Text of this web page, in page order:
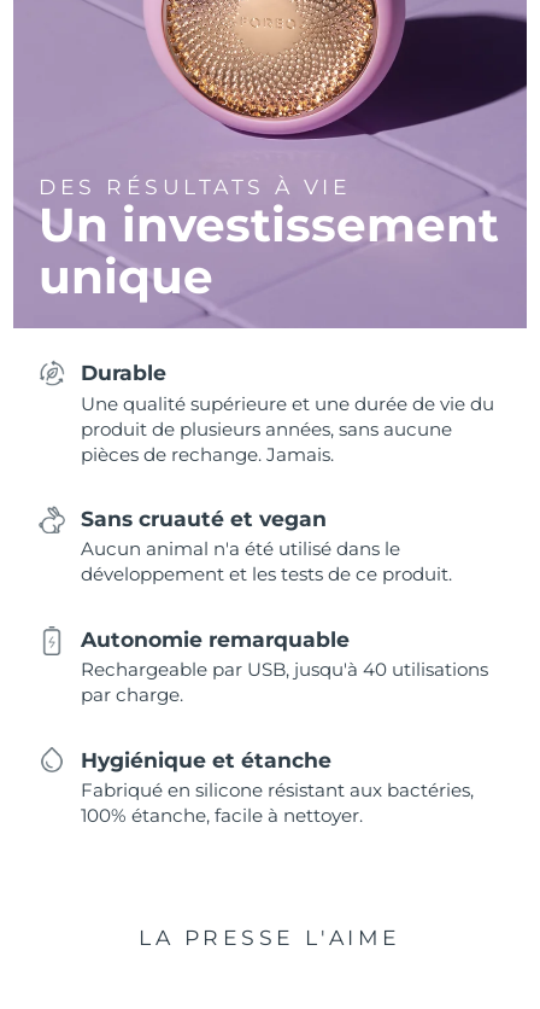
DES RÉSULTATS À VIE
Un investissement
unique
Durable
Une qualité supérieure et une durée de vie du
produit de plusieurs années, sans aucune
pièces de rechange. Jamais.
Sans cruauté et vegan
Aucun animal n'a été utilisé dans le
développement et les tests de ce produit.
Autonomie remarquable
Rechargeable par USB, jusqu'à 40 utilisations
par charge.
Hygiénique et étanche
Fabriqué en silicone résistant aux bactéries,
100% étanche, facile à nettoyer.
LA PRESSE L'AIME